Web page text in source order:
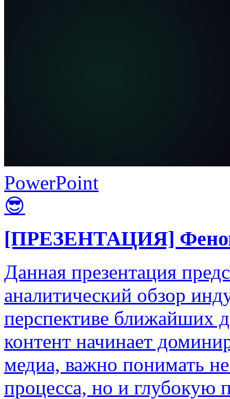
PowerPoint
😎
[ПРЕЗЕНТАЦИЯ]
Данная презентация
аналитический обзор
перспективе ближайших
контент начинает
медиа, важно понимать
процесса, но и глубокую